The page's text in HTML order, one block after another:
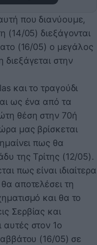
που διανύουμε,
(14/05) διεξάγονται
(16/05) ο μεγάλος
διεξάγεται στην
και το τραγούδι
ως ένα από τα
θέση στην 70ή
μας βρίσκεται
πως θα
της Τρίτης (12/05).
πως είναι ιδιαίτερα
αποτελέσει τη
και θα το
Σερβίας και
στον 1ο
(16/05) σε